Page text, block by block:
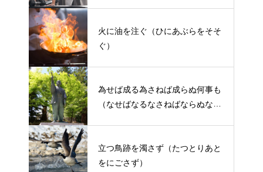
火に油を注ぐ（ひにあぶらをそそ
ぐ）
為せば成る為さねば成らぬ何事も
（なせばなるなさねばならぬなに
立つ鳥跡を濁さず（たつとりあと
をにごさず）